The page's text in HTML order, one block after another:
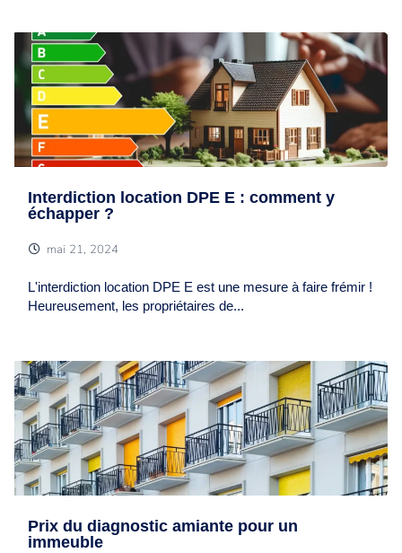
Interdiction location DPE E : comment y
échapper ?
mai 21, 2024
L'interdiction location DPE E est une mesure à faire frémir !
Heureusement, les propriétaires de...
Prix du diagnostic amiante pour un
immeuble